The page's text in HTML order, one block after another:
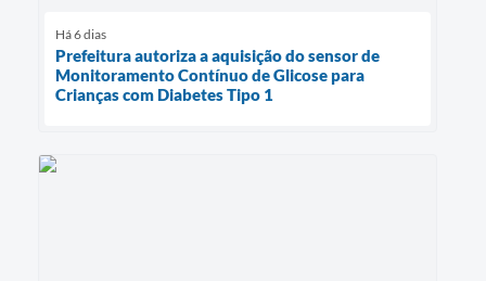
Há 6 dias
Prefeitura autoriza a aquisição do sensor de
Monitoramento Contínuo de Glicose para
Crianças com Diabetes Tipo 1